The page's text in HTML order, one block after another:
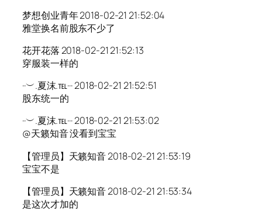
梦想创业青年 2018-02-21 21:52:04
雅堂换名前股东不少了
花开花落 2018-02-21 21:52:13
穿服装一样的
··︶.夏沫.℡··· 2018-02-21 21:52:51
股东统一的
··︶.夏沫.℡··· 2018-02-21 21:53:02
@天籁知音 没看到宝宝
【管理员】天籁知音 2018-02-21 21:53:19
宝宝不是
【管理员】天籁知音 2018-02-21 21:53:34
是这次才加的